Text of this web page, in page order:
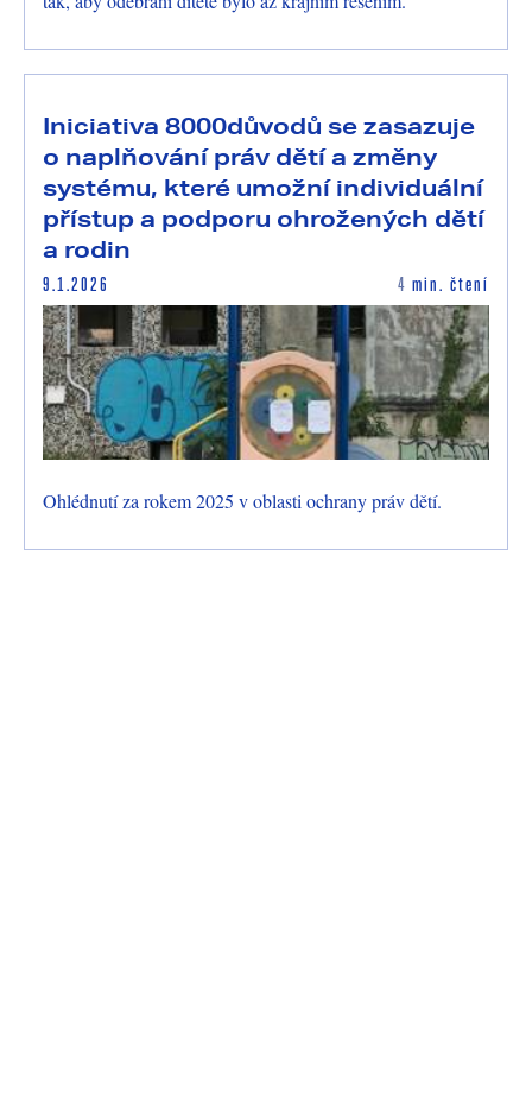
Iniciativa 8000důvodů se zasazuje
o naplňování práv dětí a změny
systému, které umožní individuální
přístup a podporu ohrožených dětí
a rodin
9.1.2026 4 min. čtení
Ohlédnutí za rokem 2025 v oblasti ochrany práv dětí.